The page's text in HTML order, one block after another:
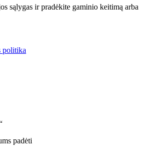
sąlygas ir pradėkite gaminio keitimą arba
politika
padėti